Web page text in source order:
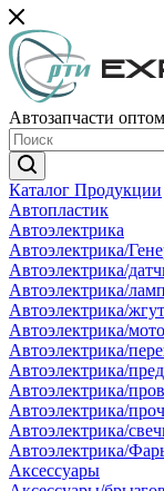
Автозапчасти
Каталог Продукции
Автопластик
Автоэлектрика
Автоэлектрика/
Автоэлектрика/
Автоэлектрика/
Автоэлектрика/
Автоэлектрика/
Автоэлектрика/
Автоэлектрика/
Автоэлектрика/
Автоэлектрика/
Автоэлектрика/
Автоэлектрика/
Аксессуары